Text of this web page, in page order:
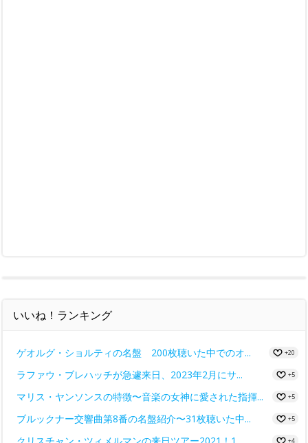
いいね！ランキング
ゲオルグ・ショルティの名盤 200枚聴いた中でのオ... +20
ラファウ・ブレハッチが急遽来日、2023年2月にサ... +5
マリス・ヤンソンスの特徴〜音楽の女神に愛された指揮... +5
ブルックナー交響曲第8番の名盤紹介〜31枚聴いた中... +5
+4